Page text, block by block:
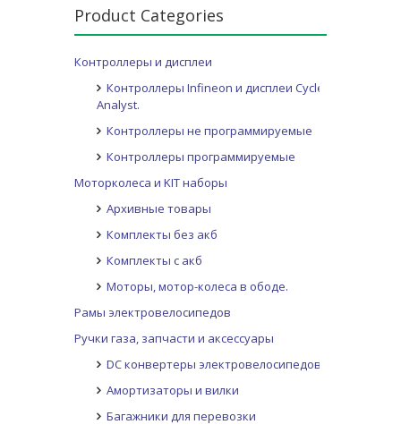
Product Categories
Контроллеры и дисплеи
Контроллеры Infineon и дисплеи Cycle
Analyst.
Контроллеры не программируемые
Контроллеры программируемые
Моторколеса и KIT наборы
Архивные товары
Комплекты без акб
Комплекты с акб
Моторы, мотор-колеса в ободе.
Рамы электровелосипедов
Ручки газа, запчасти и аксессуары
DC конвертеры электровелосипедов
Амортизаторы и вилки
Багажники для перевозки